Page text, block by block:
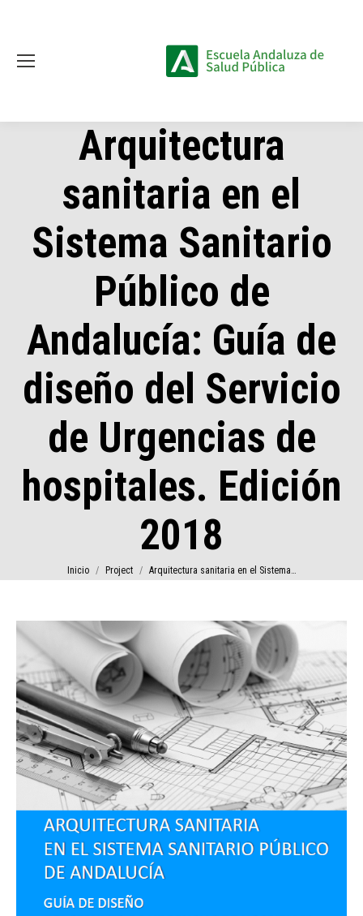
Arquitectura
sanitaria en el
Sistema Sanitario
Público de
Andalucía: Guía de
diseño del Servicio
de Urgencias de
hospitales. Edición
2018
Estás aquí:
Inicio Project Arquitectura sanitaria en el Sistema…